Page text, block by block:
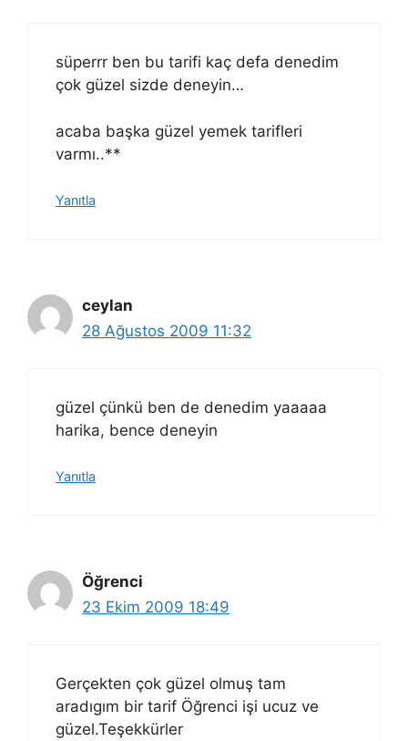
süperrr ben bu tarifi kaç defa denedim
çok güzel sizde deneyin…
acaba başka güzel yemek tarifleri
varmı..**
Yanıtla
ceylan
28 Ağustos 2009 11:32
güzel çünkü ben de denedim yaaaaa
harika, bence deneyin
Yanıtla
Öğrenci
23 Ekim 2009 18:49
Gerçekten çok güzel olmuş tam
aradıgım bir tarif Öğrenci işi ucuz ve
güzel.Teşekkürler